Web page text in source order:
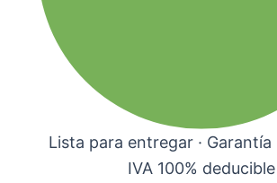
Lista para entregar · Garantía
IVA 100% deducible